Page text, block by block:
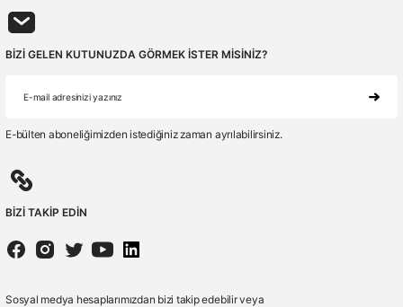
BİZİ GELEN KUTUNUZDA GÖRMEK İSTER MİSİNİZ?
E-bülten aboneliğimizden istediğiniz zaman ayrılabilirsiniz.
BİZİ TAKİP EDİN
Sosyal medya hesaplarımızdan bizi takip edebilir veya